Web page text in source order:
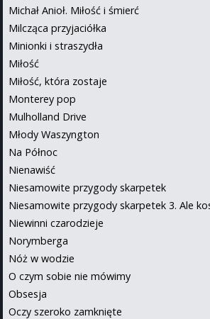
Michał Anioł. Miłość i śmierć
Milcząca przyjaciółka
Minionki i straszydła
Miłość
Miłość, która zostaje
Monterey pop
Mulholland Drive
Młody Waszyngton
Na Północ
Nienawiść
Niesamowite przygody skarpetek
Niesamowite przygody skarpetek 3. Ale
Niewinni czarodzieje
Norymberga
Nóż w wodzie
O czym sobie nie mówimy
Obsesja
Oczy szeroko zamknięte